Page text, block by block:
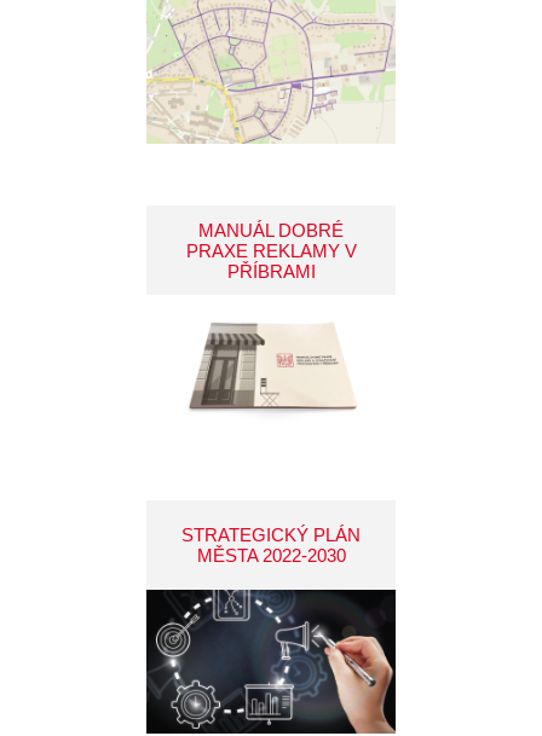
MANUÁL DOBRÉ
PRAXE REKLAMY V
PŘÍBRAMI
STRATEGICKÝ PLÁN
MĚSTA 2022-2030